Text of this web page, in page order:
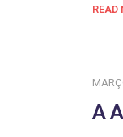
READ
A